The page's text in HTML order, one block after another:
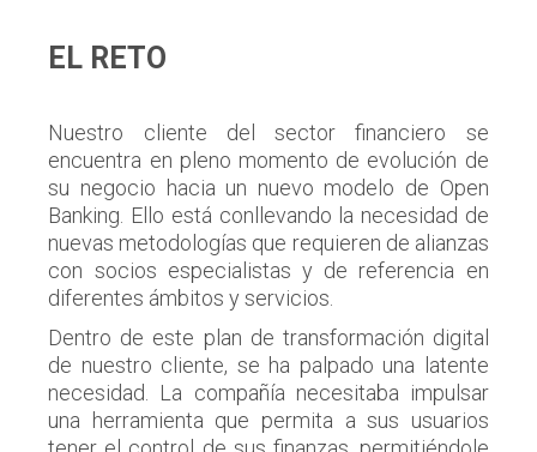
EL RETO
Nuestro cliente del sector financiero se
encuentra en pleno momento de evolución de
su negocio hacia un nuevo modelo de Open
Banking. Ello está conllevando la necesidad de
nuevas metodologías que requieren de alianzas
con socios especialistas y de referencia en
diferentes ámbitos y servicios.
Dentro de este plan de transformación digital
de nuestro cliente, se ha palpado una latente
necesidad. La compañía necesitaba impulsar
una herramienta que permita a sus usuarios